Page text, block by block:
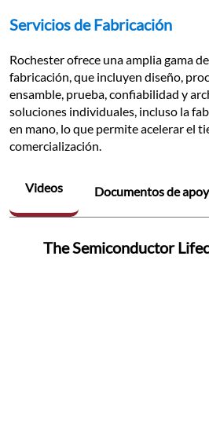
Servicios de Fabricación
Rochester ofrece una amplia gama
fabricación, que incluyen diseño,
ensamble, prueba, confiabilidad y
soluciones individuales, incluso la
en mano, lo que permite acelerar el
comercialización.﻿
Videos Documentos de
The Semiconductor